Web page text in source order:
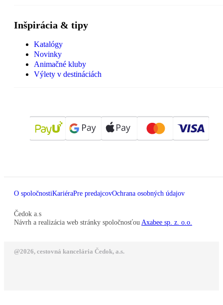
Inšpirácia & tipy
Katalógy
Novinky
Animačné kluby
Výlety v destináciách
O spoločnostiKariéraPre predajcovOchrana osobných údajov
Čedok a.s
Návrh a realizácia web stránky spoločnosťou Axabee sp. z. o.o.
@2026, cestovná kancelária Čedok, a.s.